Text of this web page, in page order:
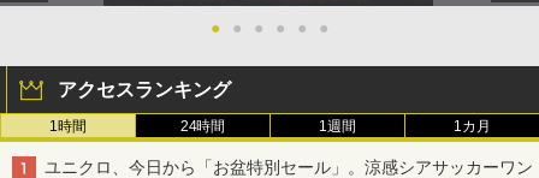
● ● ● ● ● ●
アクセスランキング
1時間 24時間 1週間 1カ月
ユニクロ、今日から「お盆特別セール」。涼感シアサッカーワン